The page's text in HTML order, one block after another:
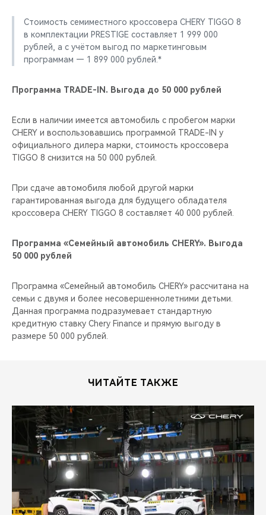
Стоимость семиместного кроссовера CHERY TIGGO 8
в комплектации PRESTIGE составляет 1 999 000
рублей, а с учётом выгод по маркетинговым
программам — 1 899 000 рублей.*
Программа TRADE-IN. Выгода до 50 000 рублей
Если в наличии имеется автомобиль с пробегом марки
CHERY и воспользовавшись программой TRADE-IN у
официального дилера марки, стоимость кроссовера
TIGGO 8 снизится на 50 000 рублей.
При сдаче автомобиля любой другой марки
гарантированная выгода для будущего обладателя
кроссовера CHERY TIGGO 8 составляет 40 000 рублей.
Программа «Семейный автомобиль CHERY». Выгода
50 000 рублей
Программа «Семейный автомобиль CHERY» рассчитана на
семьи с двумя и более несовершеннолетними детьми.
Данная программа подразумевает стандартную
кредитную ставку Chery Finance и прямую выгоду в
размере 50 000 рублей.
ЧИТАЙТЕ ТАКЖЕ